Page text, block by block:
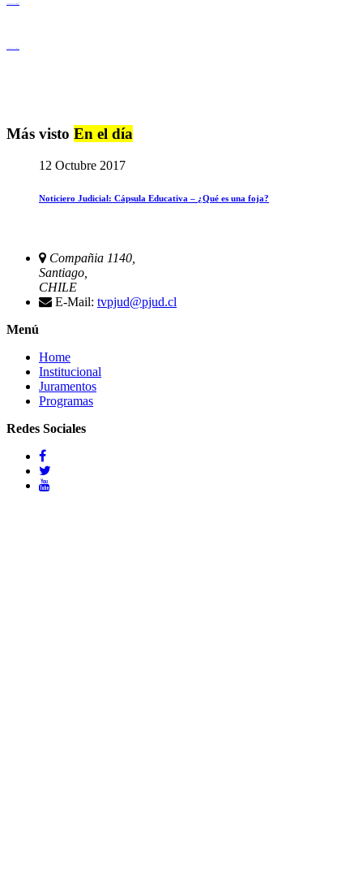
Más visto En el día
12 Octubre 2017
Noticiero Judicial: Cápsula Educativa – ¿Qué es una foja?
Compañia 1140,
Santiago,
CHILE
E-Mail: tvpjud@pjud.cl
Menú
Home
Institucional
Juramentos
Programas
Redes Sociales